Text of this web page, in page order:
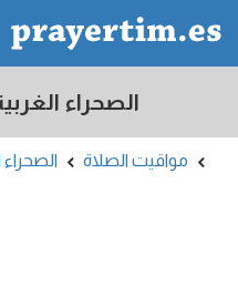
الصحراء
مواقيت الصلاة الصحراء